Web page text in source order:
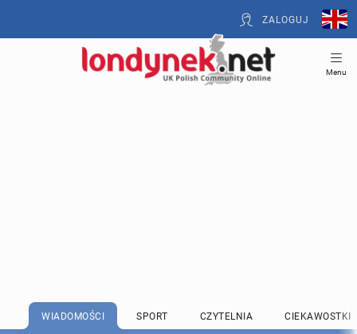
ZALOGUJ
Menu
WIADOMOŚCI SPORT CZYTELNIA CIEKAWOSTKI